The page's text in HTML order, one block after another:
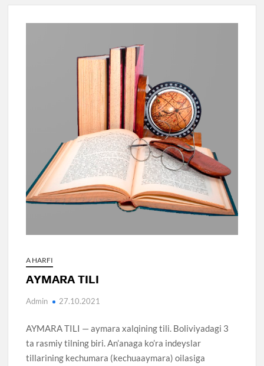
A HARFI
AYMARA TILI
Admin 27.10.2021
AYMARA TILI — aymara xalqining tili. Boliviyadagi 3
ta rasmiy tilning biri. An’anaga ko’ra indeyslar
tillarining kechumara (kechuaaymara) oilasiga